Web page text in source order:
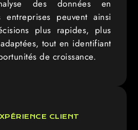
des données en
entreprises peuvent ainsi
plus rapides, plus
tout en identifiant
de croissance.
CLIENT